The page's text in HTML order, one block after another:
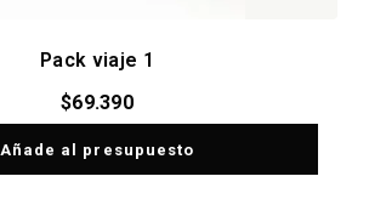
Pack viaje 1
$69.390
Añade al presupuesto